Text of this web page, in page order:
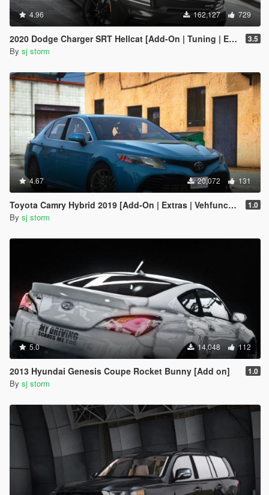
4.96 162,127 729
2020 Dodge Charger SRT Hellcat [Add-On | Tuning | Extras | VehFuncs V] 3.5
By sj storm
4.67 20,072 131
Toyota Camry Hybrid 2019 [Add-On | Extras | Vehfuncs V ] 1.0
By sj storm
5.0 14,048 112
2013 Hyundai Genesis Coupe Rocket Bunny [Add on] 1.0
By sj storm